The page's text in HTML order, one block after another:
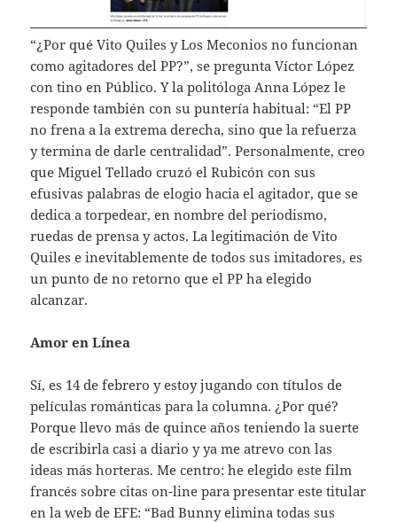
“¿Por qué Vito Quiles y Los Meconios no funcionan
como agitadores del PP?”, se pregunta Víctor López
con tino en Público. Y la politóloga Anna López le
responde también con su puntería habitual: “El PP
no frena a la extrema derecha, sino que la refuerza
y termina de darle centralidad”. Personalmente, creo
que Miguel Tellado cruzó el Rubicón con sus
efusivas palabras de elogio hacia el agitador, que se
dedica a torpedear, en nombre del periodismo,
ruedas de prensa y actos. La legitimación de Vito
Quiles e inevitablemente de todos sus imitadores, es
un punto de no retorno que el PP ha elegido
alcanzar.
Amor en Línea
Sí, es 14 de febrero y estoy jugando con títulos de
películas románticas para la columna. ¿Por qué?
Porque llevo más de quince años teniendo la suerte
de escribirla casi a diario y ya me atrevo con las
ideas más horteras. Me centro: he elegido este film
francés sobre citas on-line para presentar este titular
en la web de EFE: “Bad Bunny elimina todas sus